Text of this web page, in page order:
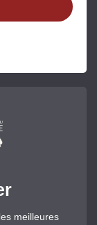
meilleures